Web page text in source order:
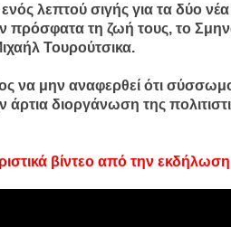
λεπτού σιγής για τα δύο
τη ζωή τους, το
Τουρούτσικα.
να μην αναφερθεί ότι σύσσωμο
άρτια διοργάνωση της
βίντεο από την